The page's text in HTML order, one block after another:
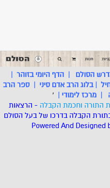
הסולם |הדף היומי בזוהר |
|בלוג הרב אדם סיני |ספר הרב
| מרכז לימודי |
'
התורה וחכמת הקבלה - הרצאות
הקבלה בדרכו של בעל הסולם
Powered And Designed